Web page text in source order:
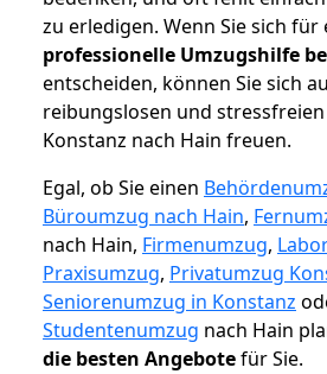
zu erledigen. Wenn Sie sich für
professionelle Umzugshilfe
entscheiden, können Sie sich
reibungslosen und
Konstanz nach Hain freuen.
Egal, ob Sie einen
Büroumzug nach Hain,
nach Hain, Firmenumzug,
Praxisumzug, Privatumzug
Seniorenumzug in Konstanz
Studentenumzug nach Hain
die besten Angebotefür Sie.